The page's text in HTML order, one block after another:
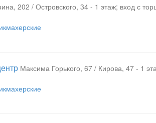
202 / Островского, 34 - 1 этаж; вход с
Максима Горького, 67 / Кирова, 47 - 1